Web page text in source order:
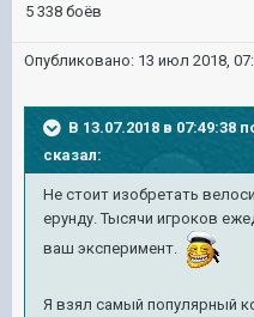
5 338 боёв
Опубликовано: 13 июл 2018,
В 13.07.2018 в 07:49:38
сказал:
Не стоит изобретать
ерунду. Тысячи игроков
ваш эксперимент.
Я взял самый популярный